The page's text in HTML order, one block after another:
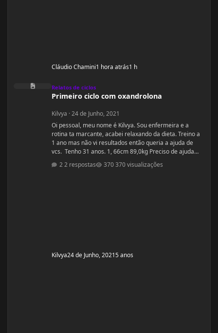
Cláudio Chamini1 hora atrás1 h
Primeiro ciclo com oxandrolona
Relatos de ciclos
Primeiro ciclo com oxandrolona
Kilvya ·24 de Junho, 2021
Oi pessoal, meu nome é Kilvya. Sou enfermeira e a
rotina ta marcante, acabei relaxando da dieta. Treino a
1 ano mas não vi resultados então queria a ajuda de
vcs. Tenho 31 anos. 1, 66cm 89,0kg Preciso de ajuda
começar junto com vcs do zero.
2 respostas 370 visualizações
Kilvya24 de Junho, 20215 anos